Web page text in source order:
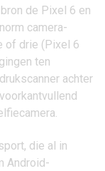
de Pixel 6 en
camera-
of drie (Pixel 6
ten
achter
die al in
Android-